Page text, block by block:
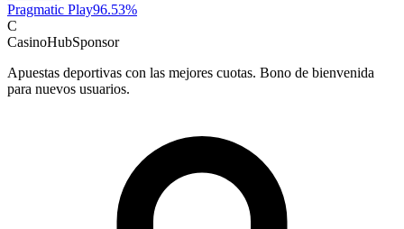
Pragmatic Play96.53%
C
CasinoHubSponsor
Apuestas deportivas con las mejores cuotas. Bono de bienvenida
para nuevos usuarios.